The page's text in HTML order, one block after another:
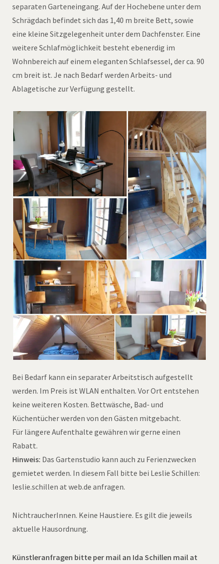
separaten Garteneingang. Auf der Hochebene unter dem
Schrägdach befindet sich das 1,40 m breite Bett, sowie
eine kleine Sitzgelegenheit unter dem Dachfenster. Eine
weitere Schlafmöglichkeit besteht ebenerdig im
Wohnbereich auf einem eleganten Schlafsessel, der ca. 90
cm breit ist. Je nach Bedarf werden Arbeits- und
Ablagetische zur Verfügung gestellt.
Bei Bedarf kann ein separater Arbeitstisch aufgestellt
werden. Im Preis ist WLAN enthalten. Vor Ort entstehen
keine weiteren Kosten. Bettwäsche, Bad- und
Küchentücher werden von den Gästen mitgebacht.
Für längere Aufenthalte gewähren wir gerne einen
Rabatt.
Hinweis: Das Gartenstudio kann auch zu Ferienzwecken
gemietet werden. In diesem Fall bitte bei Leslie Schillen:
leslie.schillen at web.de anfragen.
NichtraucherInnen. Keine Haustiere. Es gilt die jeweils
aktuelle Hausordnung.
Künstleranfragen bitte per mail an Ida Schillen mail at